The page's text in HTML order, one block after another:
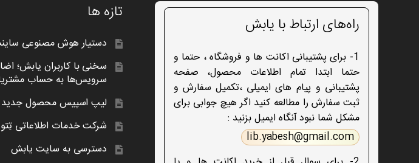
راه‌های ارتباط با یابش
1- برای پشتیبانی اکانت ها و فروشگاه ، حتما و
حتما ابتدا تمام اطلاعات محصول، صفحه
پشتیبانی و پیام های ایمیلی ،تکمیل سفارش و
ثبت سفارش را مطالعه کنید اگر هیچ جوابی برای
مشکل شما نبود آنگاه ایمیل بزنید :
lib.yabesh@gmail.com
تازه ها
دستیار هوش مصنوعی
سخنی با کاربران یابش؛
سرویس‌ها به حساب
لیپ اسپیس محصول جدید
شرکت خدمات اطلاعاتی
دسترسی به سایت یابش